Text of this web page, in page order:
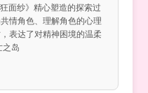
面纱》精心塑造的探索过
情角色、理解角色的心理
表达了对精神困境的温柔
之岛